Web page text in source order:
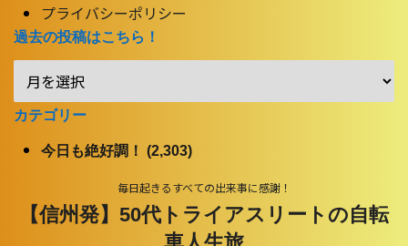
プライバシーポリシー
過去の投稿はこちら！
カテゴリー
今日も絶好調！ (2,303)
毎日起きるすべての出来事に感謝！
【信州発】50代トライアスリートの自転